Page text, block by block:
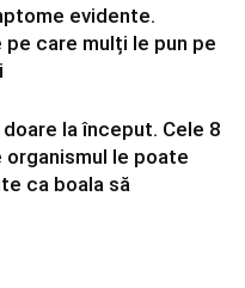
evidente.
pe care mulți le pun pe
la început. Cele 8
organismul le poate
ca boala să